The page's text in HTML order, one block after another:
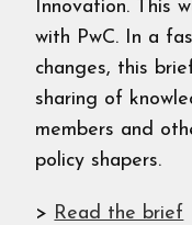
Innovation. This
with PwC. In a
changes, this
sharing of
members and
policy shapers.
> Read the brief